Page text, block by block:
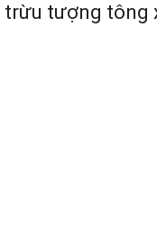
trừu tượng tông